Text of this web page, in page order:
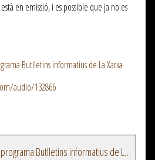
en emissió, i es possible que ja no es
Butlletins informatius de La Xarxa
audio/132866
Veure més episodis del programa Butlletins informatius de La Xarxa